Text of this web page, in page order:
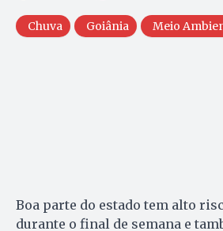
Chuva Goiânia Meio
Boa parte do estado tem alto
durante o final de semana e